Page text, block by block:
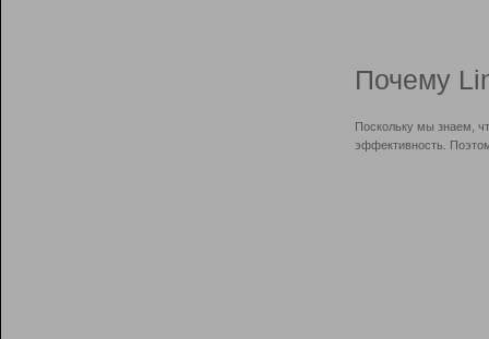
Почему
Поскольку мы знаем,
эффективность.